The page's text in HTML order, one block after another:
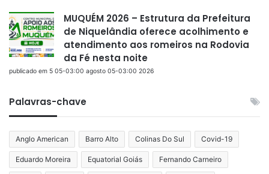
MUQUÉM 2026 – Estrutura da Prefeitura
de Niquelândia oferece acolhimento e
atendimento aos romeiros na Rodovia
da Fé nesta noite
publicado em 5 05-03:00 agosto 05-03:00 2026
Palavras-chave
Anglo American Barro Alto Colinas Do Sul Covid-19
Eduardo Moreira Equatorial Goiás Fernando Carneiro